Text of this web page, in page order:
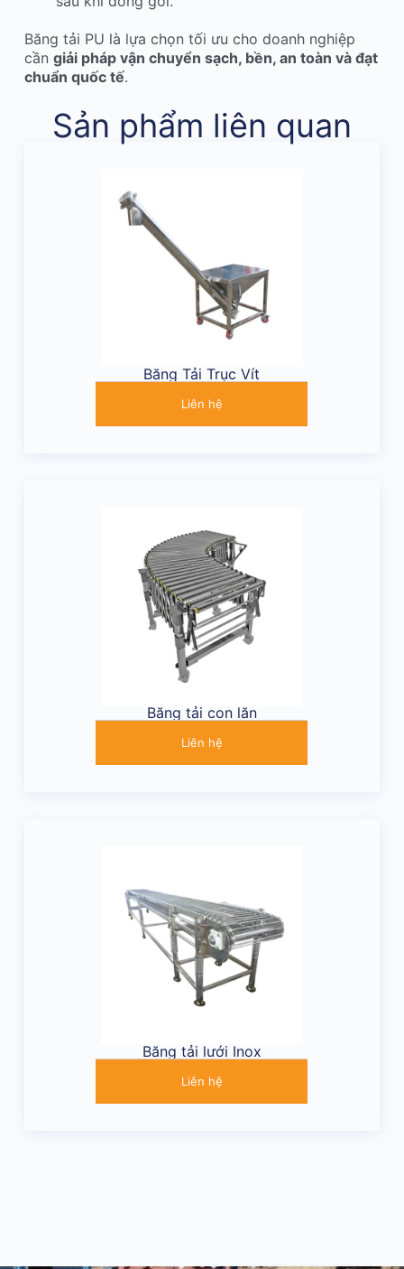
Băng tải PU là lựa chọn tối ưu cho doanh nghiệp
cần giải pháp vận chuyển sạch, bền, an toàn và đạt
chuẩn quốc tế.
Sản phẩm liên quan
Băng Tải Trục Vít
Liên hệ
Băng tải con lăn
Liên hệ
Băng tải lưới Inox
Liên hệ